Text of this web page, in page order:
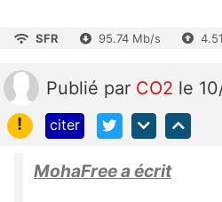
SFR 95.74 Mb/s
Publié par CO2 le
!
citer
MohaFree a écrit